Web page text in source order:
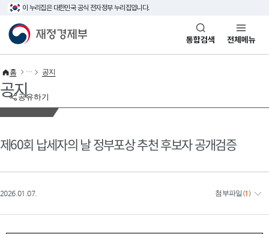
이 누리집은 대한민국 공식 전자정부 누리집입니다.
재정경제부(www.mofe.go.kr)통합검색 전체메뉴
공유하기
홈 공지
공지
제60회 납세자의 날 정부포상 추천 후보자 공개검증
2026.01.07. 첨부파일 (1)